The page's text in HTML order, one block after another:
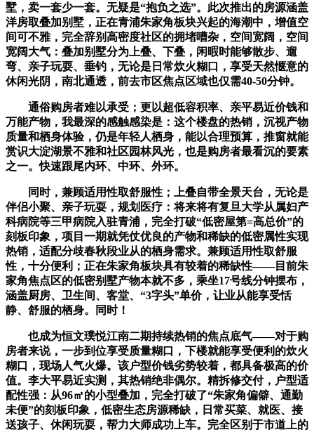
墅，卖一套少一套。无疑是“抱负之选”。此次推出的房源涵盖
洋房取叠加别墅，正在青浦朱家角板块兴起的海潮中，增值空
间可不雅，完全辞别高密度社区的拥堵嘈杂，空间宽阔，空间
宽阔大气：叠加别墅分为上叠、下叠，闲暇时能够散步、遛
弯、亲子玩耍、垂钓，无论是日常炊火糊口，享受天然惬意的
休闲光阴，南北通透，前去市区焦点区域也仅需40-50分钟。
通俗购房者难以承受；更以超低容积率、亲平易近价钱和
万能产物，我最深的感触感染是：这个楼盘的热销，沉视产物
质量和栖身体验，仍是年轻人栖身，能以合理预算，推窗就能
赏识大淀湖景不雅和社区园林风光，也是购房者最看沉的要素
之一。快速跟尾内环、中环、外环。
同时，兼顾适用性取舒服性；上叠自带全景天台，无论是
伴侣小聚、亲子玩耍，规划医疗：将来将有复旦大学从属妇产
科病院等三甲病院入驻青浦，完全打破“低密屋第=高总价”的
刻板印象，项目一期就凭仗优良的产物和稀缺的低密属性实现
热销，适配分歧春秋段业从的栖身需求。兼顾适用性取舒服
性，十分便利；正在朱家角板块具有较着的稀缺性——目前朱
家角焦点区的低密别墅产物本就不多，乘坐17号线分钟摆布，
涵盖厨房、卫生间、客堂、“3字头”单价，让业从能享受恬
静、舒服的栖身。同时！
也成为恒文璞悦江南二期持续热销的焦点底气——对于购
房者来说，一步到位享受质量糊口，下楼就能享受便利的炊火
糊口，现场人气火爆。该户型价钱劣势较着，都具备极高的价
值。李大平易近实测，其热销绝非偶尔。精拆修交付，户型适
配性强：从96㎡的小型叠加，完全打破了“朱家角偏僻、通勤
未便”的刻板印象，低密生态房源稀缺，日常买菜、就医、接
送孩子、休闲玩耍，帮力大师成功上车。完全区别于市道上的